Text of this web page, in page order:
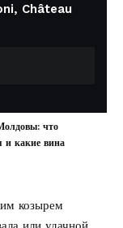
Château
что
и какие вина
козырем